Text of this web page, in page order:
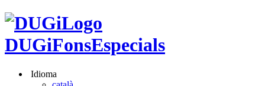
DUGiFonsEspecials
Idioma